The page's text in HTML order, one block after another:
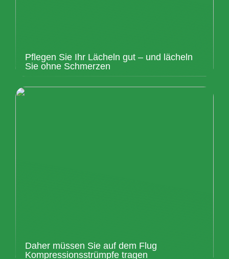
Pflegen Sie Ihr Lächeln gut – und lächeln
Sie ohne Schmerzen
Daher müssen Sie auf dem Flug
Kompressionsstrümpfe tragen